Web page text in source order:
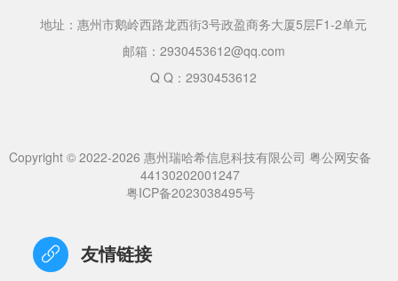
地址：惠州市鹅岭西路龙西街3号政盈商务大厦5层F1-2单元
邮箱： 2930453612@qq.com
Q Q：2930453612
Copyright © 2022-2026 惠州瑞哈希信息科技有限公司 粤公网安备
44130202001247
粤ICP备2023038495号
友情链接